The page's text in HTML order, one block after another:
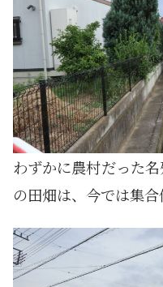
わずかに農村だった
の田畑は、今では集合